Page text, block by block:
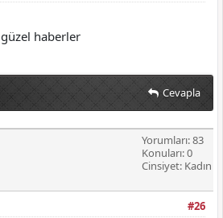
güzel haberler
Cevapla
Yorumları: 83
Konuları: 0
Cinsiyet: Kadın
#26